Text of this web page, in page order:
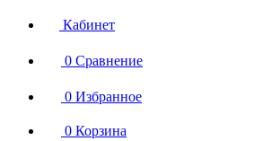
Кабинет
0 Сравнение
0 Избранное
0 Корзина